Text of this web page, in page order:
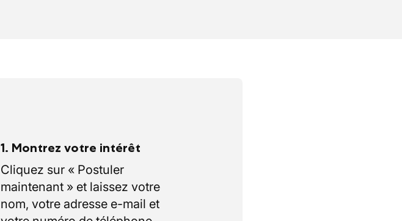
1. Montrez votre intérêt
Cliquez sur « Postuler
maintenant » et laissez votre
nom, votre adresse e-mail et